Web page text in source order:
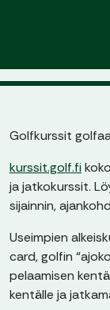
Golfkurssit
kurssit.golf.fi
ja jatkokurssit.
sijainnin,
Useimpien
card, golfin
pelaamisen
kentälle ja